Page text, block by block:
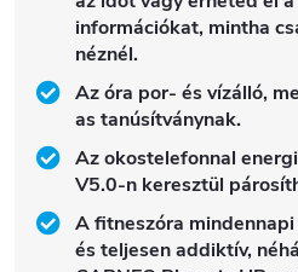
információkat, mintha
néznél.
Az óra por- és vízálló,
as tanúsítványnak.
Az okostelefonnal
V5.0-n keresztül
A fitneszóra
és teljesen addiktív,